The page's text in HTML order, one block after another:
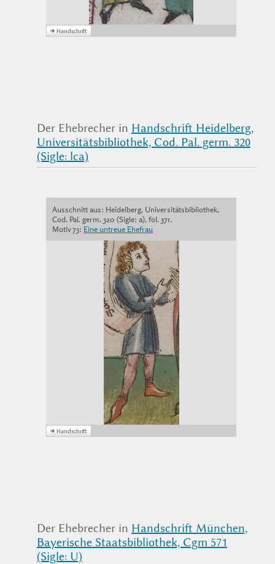
Der Ehebrecher in Handschrift Heidelberg,
Universitätsbibliothek, Cod. Pal. germ. 320
(Sigle: lca)
Ausschnitt aus: Heidelberg, Universitätsbibliothek,
Cod. Pal. germ. 320 (Sigle: a), fol. 37r.
Motiv 73: Eine untreue Ehefrau
Der Ehebrecher in Handschrift München,
Bayerische Staatsbibliothek, Cgm 571
(Sigle: U)